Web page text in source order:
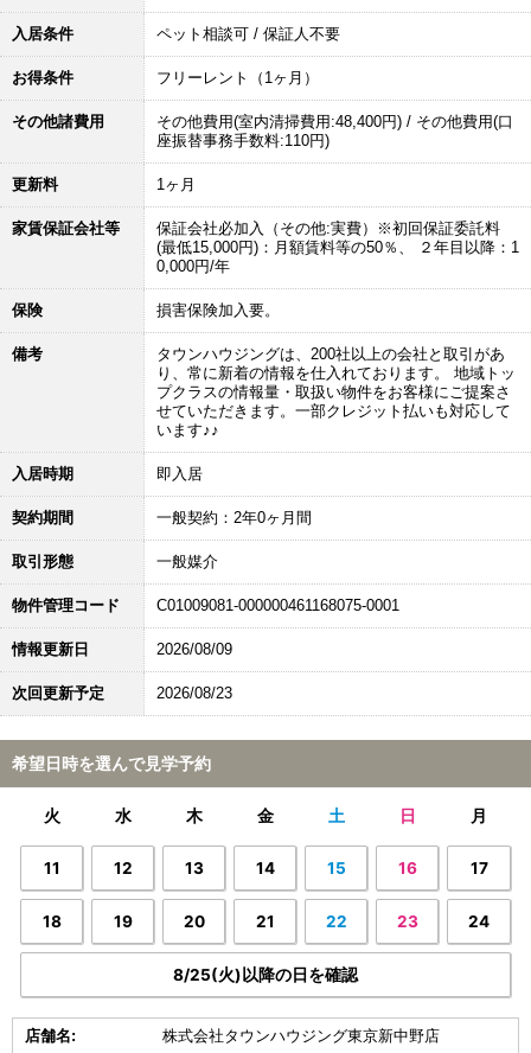
入居条件 ペット相談可 / 保証人不要
お得条件 フリーレント（1ヶ月）
その他諸費用
その他費用(室内清掃費用:48,400円) / その他費用(口
座振替事務手数料:110円)
更新料 1ヶ月
家賃保証会社等
保証会社必加入（その他:実費）※初回保証委託料
(最低15,000円)：月額賃料等の50％、 ２年目以降：1
0,000円/年
保険 損害保険加入要。
備考
タウンハウジングは、200社以上の会社と取引があ
り、常に新着の情報を仕入れております。 地域トッ
プクラスの情報量・取扱い物件をお客様にご提案さ
せていただきます。一部クレジット払いも対応して
います♪♪
入居時期 即入居
契約期間 一般契約：2年0ヶ月間
取引形態 一般媒介
物件管理コード C01009081-000000461168075-0001
情報更新日 2026/08/09
次回更新予定 2026/08/23
希望日時を選んで見学予約
火 水 木 金 土 日 月
11 12 13 14 15 16 17
18 19 20 21 22 23 24
8/25(火)以降の日を確認
店舗名: 株式会社タウンハウジング東京新中野店